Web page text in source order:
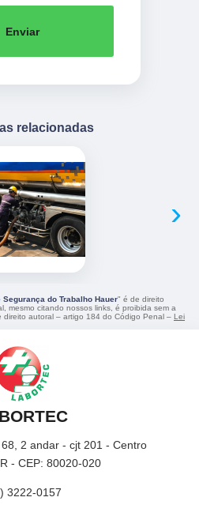
Enviar
relacionadas
›
Segurança do Trabalho Hauer" é de direito
mesmo citando nossos links, é proibida sem a
direito autoral – artigo 184 do Código Penal – Lei
2 andar - cjt 201 - Centro
- CEP: 80020-020
3222-0157